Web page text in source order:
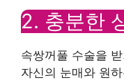
2. 충분한
속쌍꺼풀 수술을
자신의 눈매와 원